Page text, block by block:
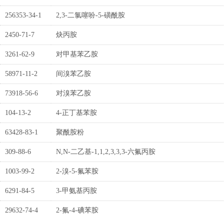
256353-34-1 2,3-二氯噻吩-5-磺酰胺
2450-71-7 炔丙胺
3261-62-9 对甲基苯乙胺
58971-11-2 间溴苯乙胺
73918-56-6 对溴苯乙胺
104-13-2 4-正丁基苯胺
63428-83-1 聚酰胺粉
309-88-6 N,N-二乙基-1,1,2,3,3,3-六氟丙胺
1003-99-2 2-溴-5-氟苯胺
6291-84-5 3-甲氨基丙胺
29632-74-4 2-氟-4-碘苯胺